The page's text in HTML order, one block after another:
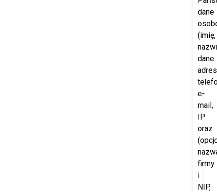
dane
(imię,
dane
e-
mail,
IP
oraz
firmy
i
NIP,